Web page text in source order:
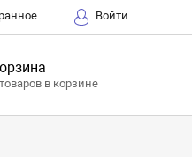
Войти
в корзине